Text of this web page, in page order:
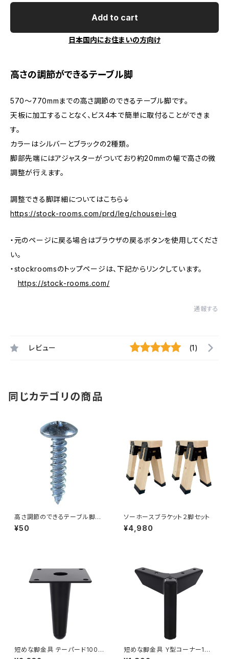
Add to cart
日本国内にお住まいの方向け
高さの調節ができるテーブル脚
570～770mmまでの高さ調節のできるテーブル脚です。
天板に加工することなく、ビス4本で簡単に取付ることができま
す。
カラーはシルバーとブラックの2種類。
脚部先端にはアジャスターがついており約20mmの幅で高さの微
調整が行えます。
調整できる脚詳細についてはこちら↓
https://stock-rooms.com/prd/leg/chousei-leg
・元のページに戻る場合はブラウザの戻るボタンを使用してくださ
い。
・stockroomsのトップページは、下記からリンクしています。
https://stock-rooms.com/
通報する
レビュー (1)
同じカテゴリの商品
高さ調節のできるテーブル脚用
ビス6×16（CO-123B）
¥50
ソーホースブラケット２脚セット
¥4,980
短めな脚金具 テーパード100ブ
ラック ４本セット（70-551W）
短めな脚金具 Ｙ型コーナー100
ブラック ４本セット（70-555W）